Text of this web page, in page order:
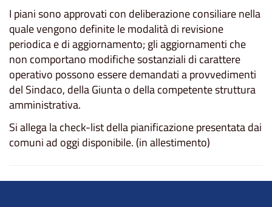
I piani sono approvati con deliberazione consiliare nella
quale vengono definite le modalità di revisione
periodica e di aggiornamento; gli aggiornamenti che
non comportano modifiche sostanziali di carattere
operativo possono essere demandati a provvedimenti
del Sindaco, della Giunta o della competente struttura
amministrativa.
Si allega la check-list della pianificazione presentata dai
comuni ad oggi disponibile. (in allestimento)